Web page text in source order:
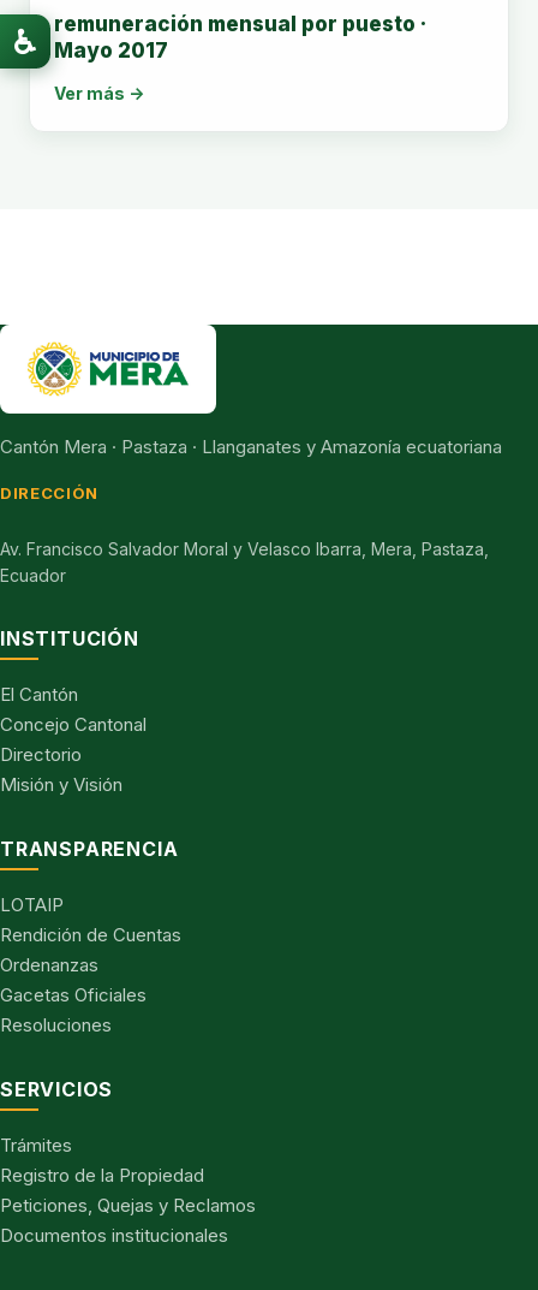
remuneración mensual por puesto ·
Mayo 2017
Ver más →
Cantón Mera · Pastaza · Llanganates y Amazonía ecuatoriana
DIRECCIÓN
Av. Francisco Salvador Moral y Velasco Ibarra, Mera, Pastaza,
Ecuador
INSTITUCIÓN
El Cantón
Concejo Cantonal
Directorio
Misión y Visión
TRANSPARENCIA
LOTAIP
Rendición de Cuentas
Ordenanzas
Gacetas Oficiales
Resoluciones
SERVICIOS
Trámites
Registro de la Propiedad
Peticiones, Quejas y Reclamos
Documentos institucionales
♿